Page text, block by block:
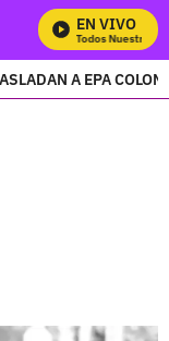
EN VIVO
Mira Todos Nuestros
A EPA